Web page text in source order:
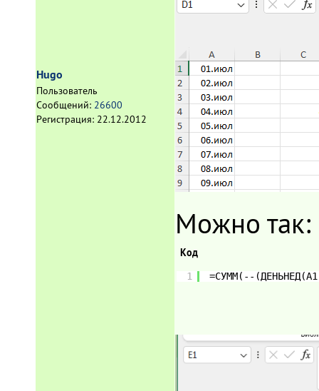
Hugo
Пользователь
Сообщений: 26600
Регистрация: 22.12.2012
Можно так:
Код
1 =СУММ(--